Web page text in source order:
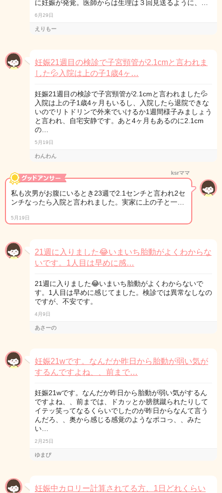
に妊娠が発覚。医師からは生理は３回見送るように、…
6月29日
えりもー
妊娠21週目の検診で子宮頸管が2.1cmと言われま
した💦入院は上の子1歳4ヶ…
妊娠21週目の検診で子宮頸管が2.1cmと言われました💦
入院は上の子1歳4ヶ月もいるし、入院したら退院できな
いのでリトドリンで外来でいけるか1週間様子みましょう
と言われ、自宅安静です。あと4ヶ月もあるのに2.1cm
の…
5月19日
わんわん
ksrママ
私も次男がお腹にいるとき23週で2.1センチと言われ2セ
ンチなったら入院と言われました。実家に上の子と一…
5月19日
21週に入りました😂いまいち胎動がよくわからな
いです。1人目は早めに感…
21週に入りました😂いまいち胎動がよくわからないで
す。1人目は早めに感じてました。検診では異常なしなの
ですが、不安です。
4月9日
あさーの
妊娠21wです。なんだか昨日から胎動が弱い気が
するんですよね、、前まで…
妊娠21wです。なんだか昨日から胎動が弱い気がするん
ですよね、、前までは、ドカッとか膀胱蹴られたりして
イテッ笑ってなるくらいでしたのが昨日からなんて言う
んだろ、、奥から感じる感覚のようなポコっ、、みた
い…
2月25日
ゆまぴ
妊娠中カロリー計算されてる方、1日どれくらい